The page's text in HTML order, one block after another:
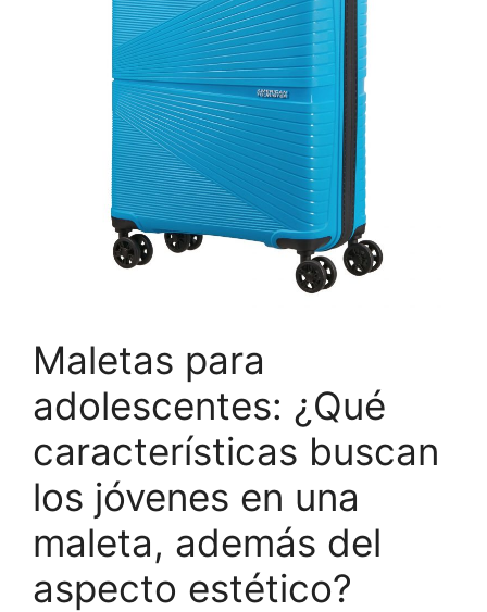
Maletas para
adolescentes: ¿Qué
características buscan
los jóvenes en una
maleta, además del
aspecto estético?